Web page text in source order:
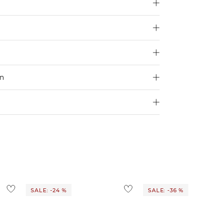
hier.
Ausland findest duhier
SALE: -24 % SALE: -36 %